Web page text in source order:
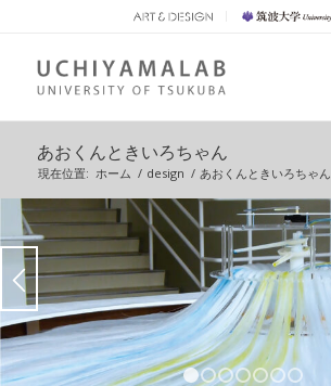
あおくんときいろちゃん
現在位置: ホーム / design / あおくんときいろちゃん